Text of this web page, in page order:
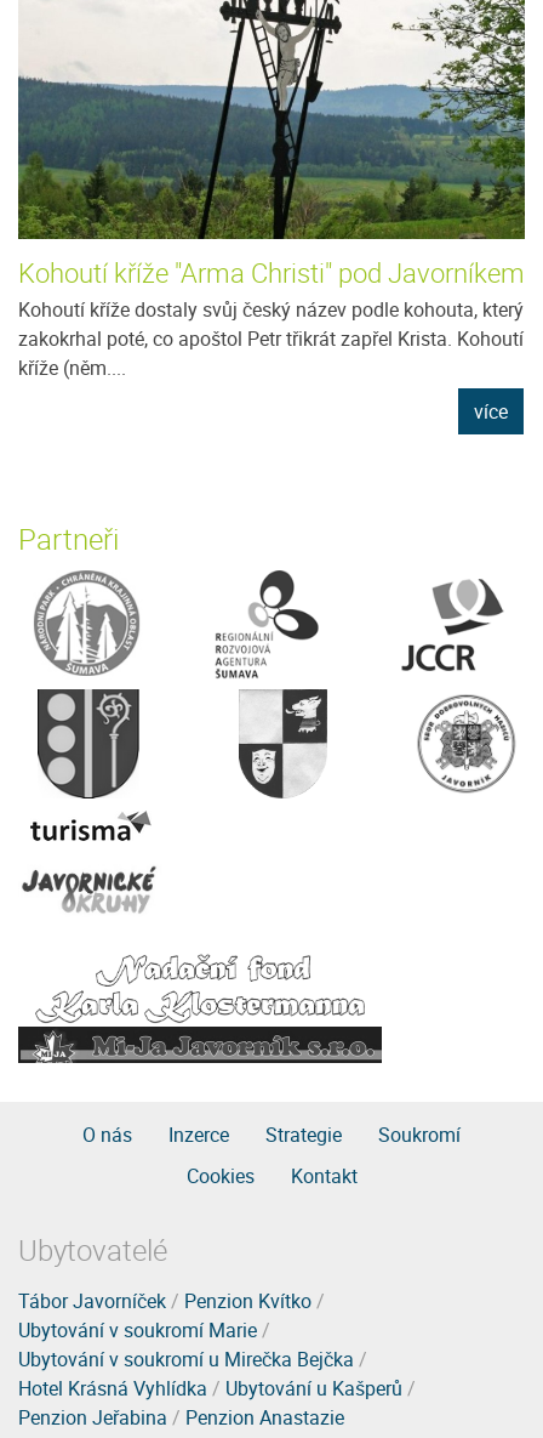
Kohoutí kříže "Arma Christi" pod Javorníkem
Kohoutí kříže dostaly svůj český název podle kohouta, který
zakokrhal poté, co apoštol Petr třikrát zapřel Krista. Kohoutí
kříže (něm....
více
Partneři
O nás Inzerce Strategie
Soukromí
Cookies
Kontakt
Ubytovatelé
Tábor Javorníček/ Penzion Kvítko/
Ubytování v soukromí Marie/
Ubytování v soukromí u Mirečka Bejčka /
Hotel Krásná Vyhlídka / Ubytování u Kašperů /
Penzion Jeřabina / Penzion Anastazie